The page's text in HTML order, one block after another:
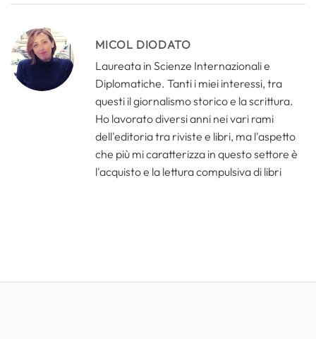
MICOL DIODATO
Laureata in Scienze Internazionali e
Diplomatiche. Tanti i miei interessi, tra
questi il giornalismo storico e la scrittura.
Ho lavorato diversi anni nei vari rami
dell'editoria tra riviste e libri, ma l'aspetto
che più mi caratterizza in questo settore è
l'acquisto e la lettura compulsiva di libri